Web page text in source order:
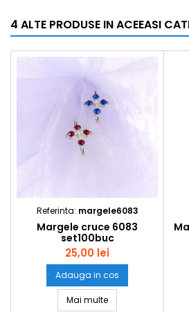
4 ALTE PRODUSE IN ACEEASI
Referinta: margele6083
Margele cruce 6083
set100buc
25,00 lei
Adauga in cos
Mai multeMargele cruce